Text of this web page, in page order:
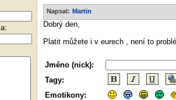
Napsal: Martin
Dobrý den,
Platit můžete i v eurech , není to
Jméno (nick):
Tagy:
Emotikony: